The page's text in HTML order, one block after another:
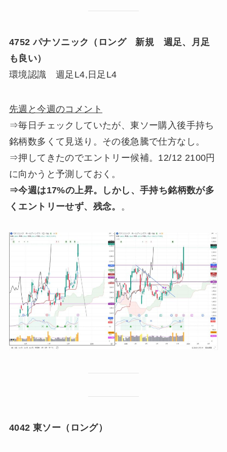
4752 パナソニック（ロング 新規 週足、月足
も良い）
環境認識 週足L4,日足L4
先週と今週のコメント
⇒毎日チェックしていたが、東ソー購入後手持ち
銘柄数多くて見送り。その後急騰で仕方なし。
⇒押してきたのでエントリー候補。12/12 2100円
に向かうと予測しておく。
⇒今週は17%の上昇。しかし、手持ち銘柄数が多
くエントリーせず、残念。
。
4042 東ソー（ロング）